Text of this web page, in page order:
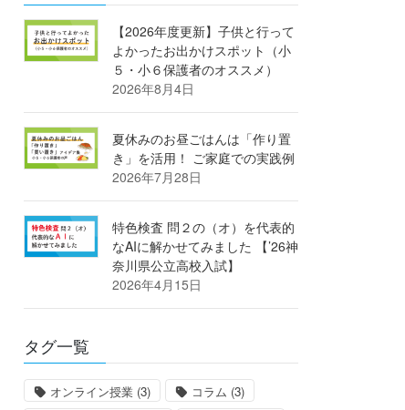
【2026年度更新】子供と行って
よかったお出かけスポット（小
５・小６保護者のオススメ）
2026年8月4日
夏休みのお昼ごはんは「作り置
き」を活用！ ご家庭での実践例
2026年7月28日
特色検査 問２の（オ）を代表的
なAIに解かせてみました 【’26神
奈川県公立高校入試】
2026年4月15日
タグ一覧
オンライン授業 (3) コラム (3)